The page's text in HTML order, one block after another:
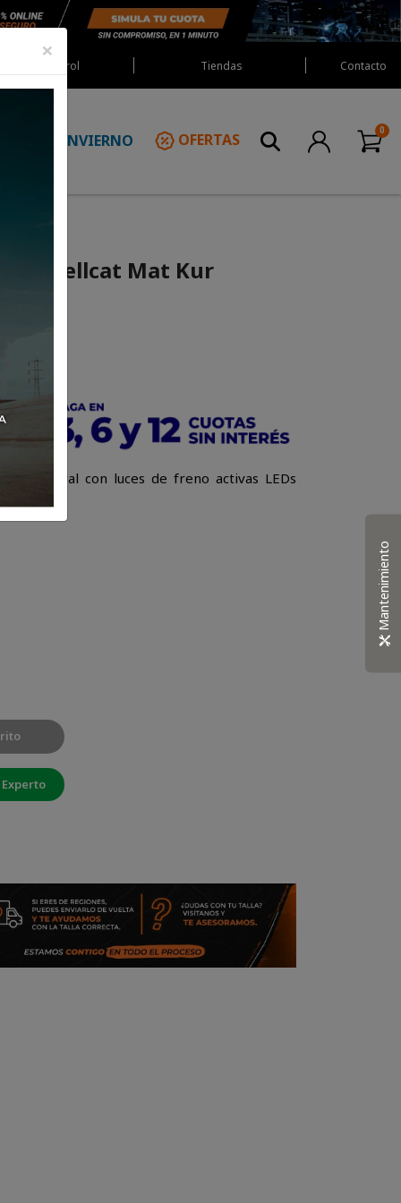
Red Castrol Tiendas Contacto
INVIERNO OFERTAS
I3 Hellcat Mat Kur
integral con luces de freno activas LEDs
×
Mantenimiento